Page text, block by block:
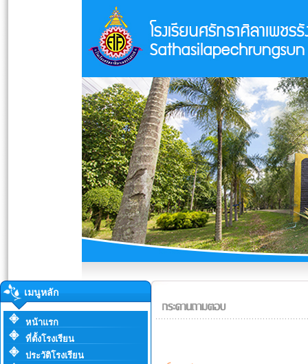
เมนูหลัก
หน้าแรก
ที่ตั้งโรงเรียน
ประวัติโรงเรียน